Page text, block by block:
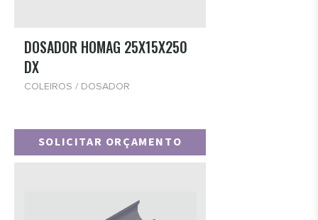
DOSADOR HOMAG 25X15X250
DX
COLEIROS / DOSADOR
SOLICITAR ORÇAMENTO